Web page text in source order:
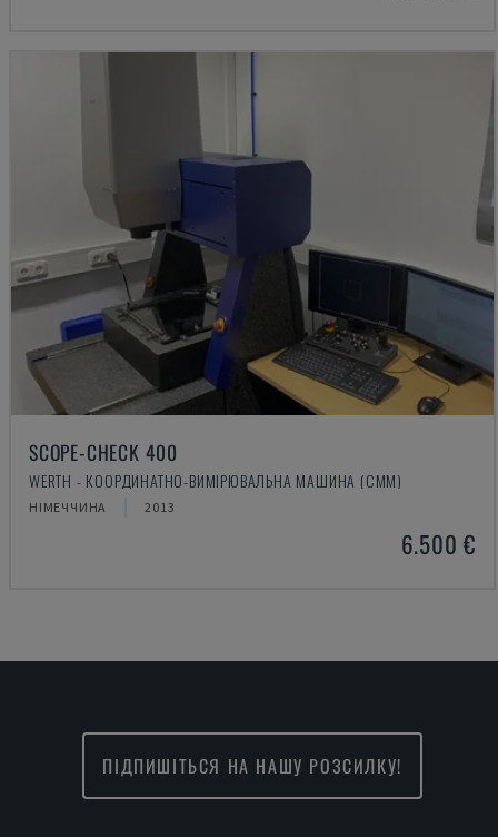
SCOPE-CHECK 400
WERTH - КООРДИНАТНО-ВИМІРЮВАЛЬНА МАШИНА (CMM)
НІМЕЧЧИНА 2013
6.500 €
ПІДПИШІТЬСЯ НА НАШУ РОЗСИЛКУ!